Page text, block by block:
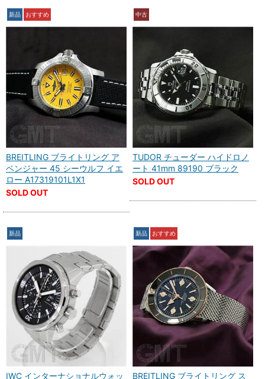
新品 おすすめ
BREITLING ブライトリング ア
ベンジャー 45 シーウルフ イエ
ロー A17319101L1X1
SOLD OUT
中古
TUDOR チューダー ハイドロノ
ート 41mm 89190 ブラック
SOLD OUT
新品
IWC インターナショナルウォッ
新品 おすすめ
BREITLING ブライトリング ス